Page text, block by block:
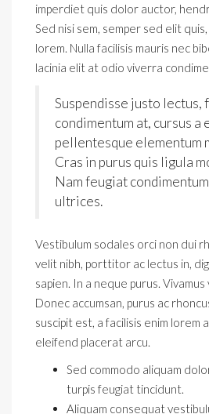
imperdiet quis dolor auctor,
Sed nisi sem, semper sed elit
lorem. Nulla facilisis mauris nec
lacinia elit at odio viverra
Suspendisse justo lectus,
condimentum at, cursus a
pellentesque elementum
Cras in purus quis ligula
Nam feugiat
ultrices.
Vestibulum sodales orci non dui
velit nibh, porttitor ac lectus in,
sapien. In a neque purus.
Donec accumsan, purus ac
suscipit est, a facilisis enim lorem
eleifend placerat arcu.
Sed commodo aliquam
turpis feugiat tincidunt.
Aliquam consequat